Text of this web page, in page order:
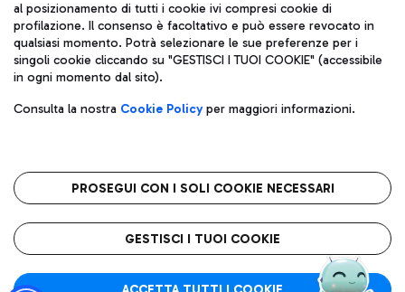
Gelateria
Wine Bar & Sparkling
Leonardo Da Vinci.
Raggiungi l’aeroporto senza pensieri con il servizio di taxi a
Ristoranti
Scopri la nostra offerta per una pausa gustosa in aeroporto
Mappa Aeroporto Fiumicino
Codice fiscale e Registro delle Imprese di Roma 13032990155 P.
IVA 06572251004
Capitale sociale 62.224.743,00 int. vers.
Sede legale: Via Pier Paolo Racchetti 1 - 00054 Fiumicino (RM)
telefono +39 06 65951
Privacy policy
Note legali
Roma FCO
L'aeroporto stellato
al posizionamento di tutti i cookie ivi compresi cookie di
profilazione. Il consenso è facoltativo e può essere revocato in
qualsiasi momento. Potrà selezionare le sue preferenze per i
singoli cookie cliccando su "GESTISCI I TUOI COOKIE" (accessibile
in ogni momento dal sito).
Consulta la nostra Cookie Policyper maggiori informazioni.
PROSEGUI CON I SOLI COOKIE NECESSARI
GESTISCI I TUOI COOKIE